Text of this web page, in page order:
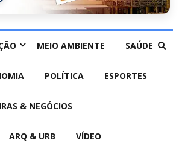
MEIO AMBIENTE SAÚDE
POLÍTICA ESPORTES
& NEGÓCIOS
ARQ & URB VÍDEO